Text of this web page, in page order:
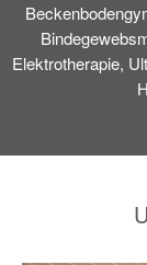
Elektrotherapie,